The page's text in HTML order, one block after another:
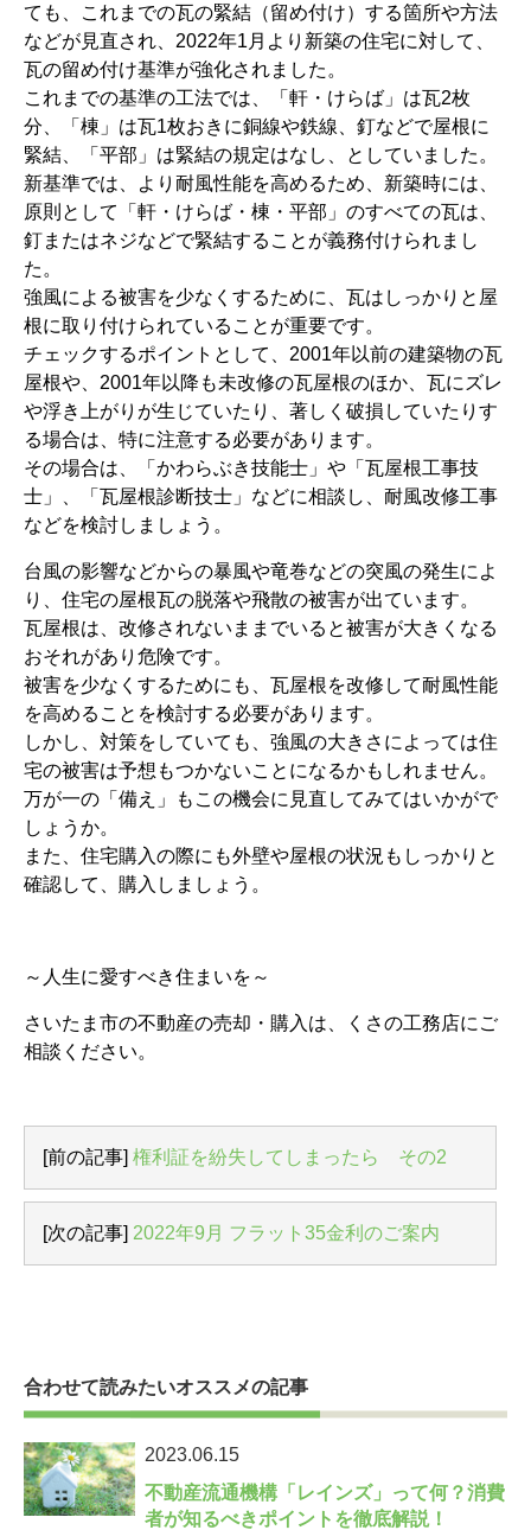
ても、これまでの瓦の緊結（留め付け）する箇所や方法
などが見直され、2022年1月より新築の住宅に対して、
瓦の留め付け基準が強化されました。
これまでの基準の工法では、「軒・けらば」は瓦2枚
分、「棟」は瓦1枚おきに銅線や鉄線、釘などで屋根に
緊結、「平部」は緊結の規定はなし、としていました。
新基準では、より耐風性能を高めるため、新築時には、
原則として「軒・けらば・棟・平部」のすべての瓦は、
釘またはネジなどで緊結することが義務付けられまし
た。
強風による被害を少なくするために、瓦はしっかりと屋
根に取り付けられていることが重要です。
チェックするポイントとして、2001年以前の建築物の瓦
屋根や、2001年以降も未改修の瓦屋根のほか、瓦にズレ
や浮き上がりが生じていたり、著しく破損していたりす
る場合は、特に注意する必要があります。
その場合は、「かわらぶき技能士」や「瓦屋根工事技
士」、「瓦屋根診断技士」などに相談し、耐風改修工事
などを検討しましょう。
台風の影響などからの暴風や竜巻などの突風の発生によ
り、住宅の屋根瓦の脱落や飛散の被害が出ています。
瓦屋根は、改修されないままでいると被害が大きくなる
おそれがあり危険です。
被害を少なくするためにも、瓦屋根を改修して耐風性能
を高めることを検討する必要があります。
しかし、対策をしていても、強風の大きさによっては住
宅の被害は予想もつかないことになるかもしれません。
万が一の「備え」もこの機会に見直してみてはいかがで
しょうか。
また、住宅購入の際にも外壁や屋根の状況もしっかりと
確認して、購入しましょう。
～人生に愛すべき住まいを～
さいたま市の不動産の売却・購入は、くさの工務店にご
相談ください。
[前の記事] 権利証を紛失してしまったら その2
[次の記事] 2022年9月 フラット35金利のご案内
合わせて読みたいオススメの記事
2023.06.15
不動産流通機構「レインズ」って何？消費
者が知るべきポイントを徹底解説！